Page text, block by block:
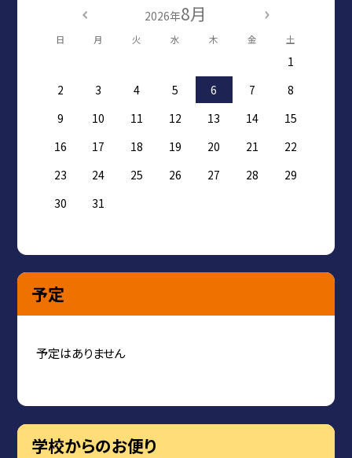
2026年8月
日 月 火 水 木 金 土
1
2
3 4 5 6 7
8
9
10 11 12 13 14
15
16
17 18 19 20 21
22
23
24 25 26 27 28
29
30
31
予定
予定はありません
学校からのお便り